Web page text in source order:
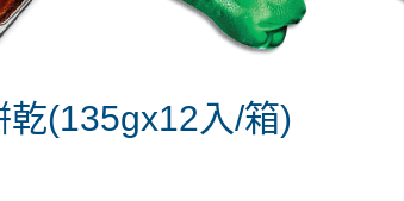
乾(135gx12入/箱)